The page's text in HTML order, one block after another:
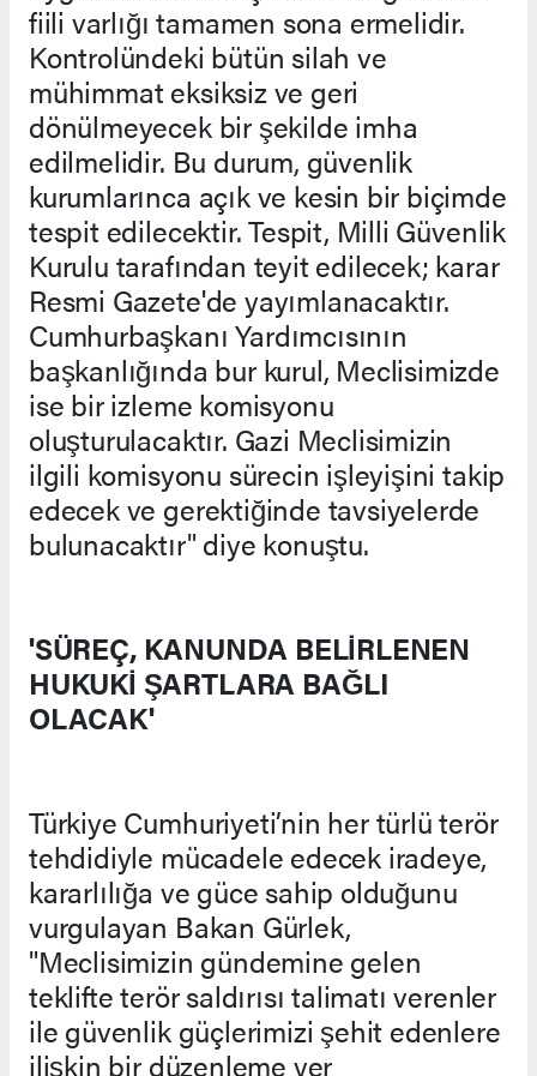
fiili varlığı tamamen sona ermelidir.
Kontrolündeki bütün silah ve
mühimmat eksiksiz ve geri
dönülmeyecek bir şekilde imha
edilmelidir. Bu durum, güvenlik
kurumlarınca açık ve kesin bir biçimde
tespit edilecektir. Tespit, Milli Güvenlik
Kurulu tarafından teyit edilecek; karar
Resmi Gazete'de yayımlanacaktır.
Cumhurbaşkanı Yardımcısının
başkanlığında bur kurul, Meclisimizde
ise bir izleme komisyonu
oluşturulacaktır. Gazi Meclisimizin
ilgili komisyonu sürecin işleyişini takip
edecek ve gerektiğinde tavsiyelerde
bulunacaktır" diye konuştu.
'SÜREÇ, KANUNDA BELİRLENEN
HUKUKİ ŞARTLARA BAĞLI
OLACAK'
Türkiye Cumhuriyeti’nin her türlü terör
tehdidiyle mücadele edecek iradeye,
kararlılığa ve güce sahip olduğunu
vurgulayan Bakan Gürlek,
"Meclisimizin gündemine gelen
teklifte terör saldırısı talimatı verenler
ile güvenlik güçlerimizi şehit edenlere
ilişkin bir düzenleme yer